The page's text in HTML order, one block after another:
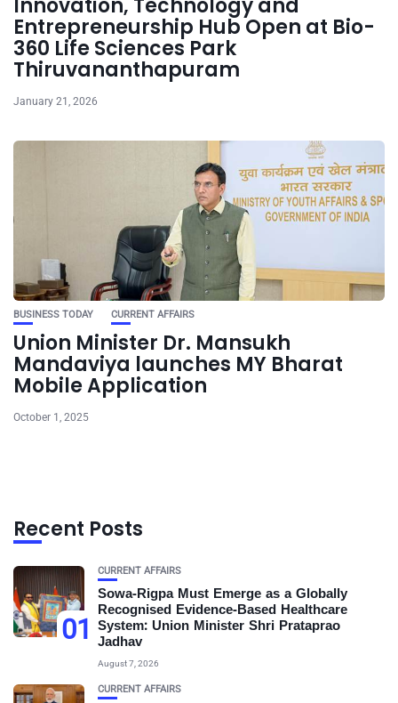
Innovation, Technology and
Entrepreneurship Hub Open at Bio-
360 Life Sciences Park
Thiruvananthapuram
January 21, 2026
BUSINESS TODAY CURRENT AFFAIRS
Union Minister Dr. Mansukh
Mandaviya launches MY Bharat
Mobile Application
October 1, 2025
Recent Posts
01
CURRENT AFFAIRS
Sowa-Rigpa Must Emerge as a Globally
Recognised Evidence-Based Healthcare
System: Union Minister Shri Prataprao
Jadhav
August 7, 2026
CURRENT AFFAIRS